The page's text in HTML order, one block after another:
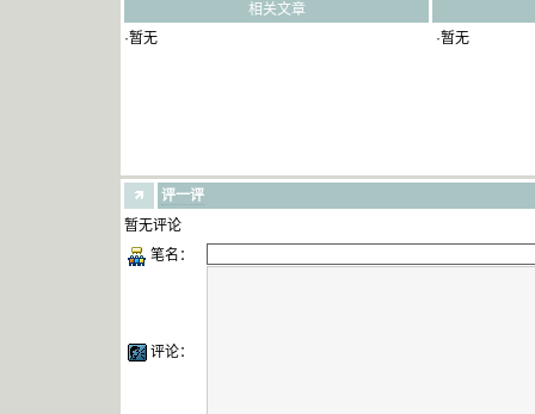
相关文章
·暂无
·暂无
评一评
暂无评论
笔名：
评论：